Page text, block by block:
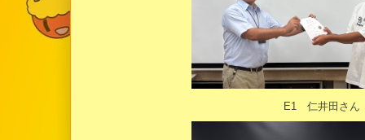
E1 仁井田さん